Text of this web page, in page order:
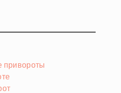
привороты